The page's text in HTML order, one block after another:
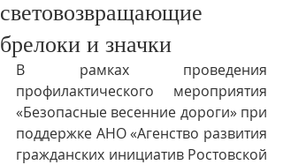
световозвращающие
брелоки и значки
В рамках проведения
профилактического мероприятия
«Безопасные весенние дороги» при
поддержке АНО «Агенство развития
гражданских инициатив Ростовской